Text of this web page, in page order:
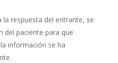
la respuesta del entrante, se
del paciente para que
información se ha